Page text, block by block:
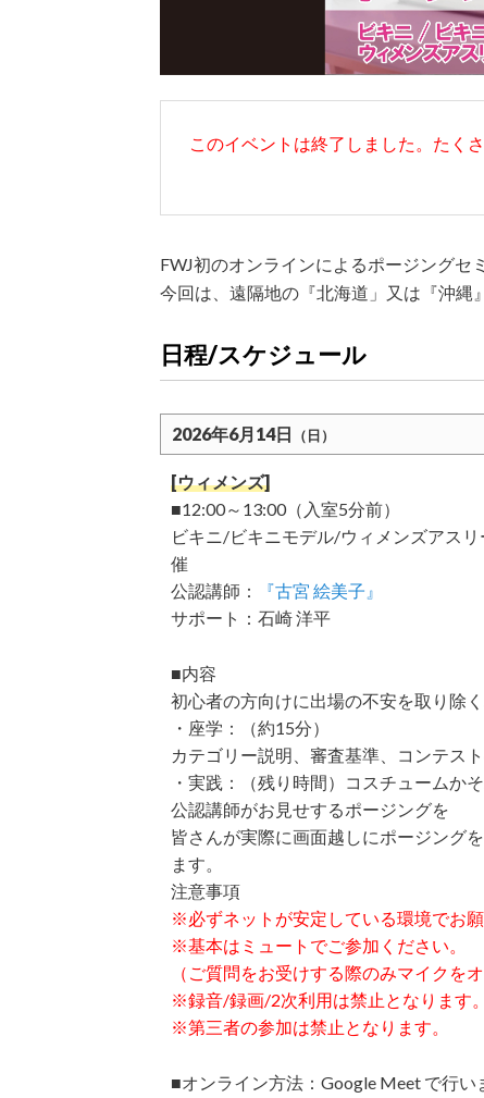
このイベントは終了しました。たく
FWJ初のオンラインによるポージングセ
今回は、遠隔地の『北海道」又は『沖縄
日程/スケジュール
2026年6月14日 （日）
[ウィメンズ]
■12:00～13:00（入室5分前）
ビキニ/ビキニモデル/ウィメンズアス
催
公認講師：
『古宮 絵美子』
サポート：石崎 洋平
■内容
初心者の方向けに出場の不安を取り除
・座学：（約15分）
カテゴリー説明、審査基準、コンテス
・実践：（残り時間）コスチュームか
公認講師がお見せするポージングを
皆さんが実際に画面越しにポージング
ます。
注意事項
※必ずネットが安定している環境でお願
※基本はミュートでご参加ください。
（ご質問をお受けする際のみマイクを
※録音/録画/2次利用は禁止となります。
※第三者の参加は禁止となります。
■オンライン方法：Google Meet で行い